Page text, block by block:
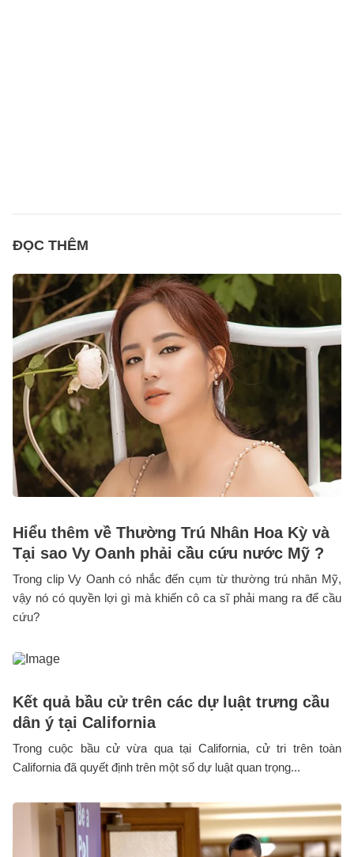
ĐỌC THÊM
Hiểu thêm về Thường Trú Nhân Hoa Kỳ và
Tại sao Vy Oanh phải cầu cứu nước Mỹ ?
Trong clip Vy Oanh có nhắc đến cụm từ thường trú nhân Mỹ,
vậy nó có quyền lợi gì mà khiến cô ca sĩ phải mang ra để cầu
cứu?
Kết quả bầu cử trên các dự luật trưng cầu
dân ý tại California
Trong cuộc bầu cử vừa qua tại California, cử tri trên toàn
California đã quyết định trên một số dự luật quan trọng...